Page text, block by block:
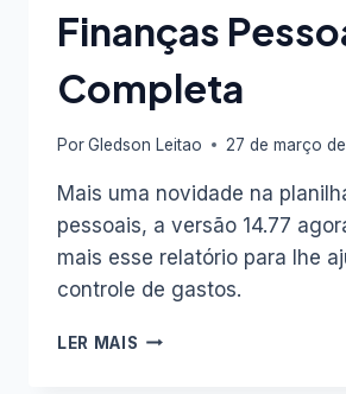
Finanças
Completa
PorGledson Leitao 27 de março
Mais uma novidade na
pessoais, a versão 14.77
mais esse relatório para lhe
controle de gastos.
LER MAIS RELATÓRIO